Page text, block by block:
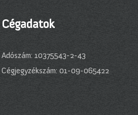
Cégadatok
Adószám: 10375543-2-43
Cégjegyzékszám: 01-09-065422